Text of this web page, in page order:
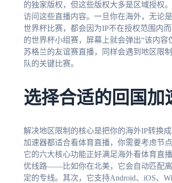
的独家版权，但这些版权大多是区域授权
访问这些直播内容。一旦你在海外，无论
世界杯比赛，都会因为IP不在授权范围内
的世界杯小组赛，屏幕上就会弹出“该内
苏格兰的友谊赛直播，同样会遇到地区限
队的关键比赛。
选择合适的回国加
解决地区限制的核心是把你的海外IP转换
加速器都适合看体育直播，你需要考虑节
它的六大核心功能正好满足海外看体育直
优线路——比如你在北美，它会自动匹配
定的专线。其次，它支持Android、iOS、